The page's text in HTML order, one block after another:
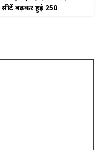
सीटें बढ़कर हुईं 250